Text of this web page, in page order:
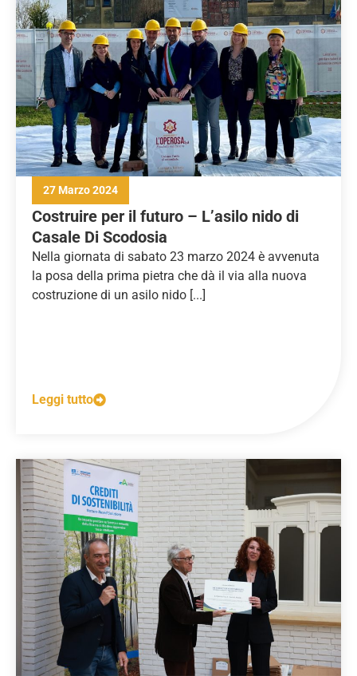
27 Marzo 2024
Costruire per il futuro – L’asilo nido di
Casale Di Scodosia
Nella giornata di sabato 23 marzo 2024 è avvenuta
la posa della prima pietra che dà il via alla nuova
costruzione di un asilo nido [...]
Leggi tutto